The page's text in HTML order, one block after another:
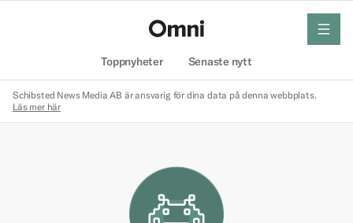
Toppnyheter Senaste nytt
meny
Schibsted News Media AB är ansvarig för dina data på denna webbplats.
Läs mer här